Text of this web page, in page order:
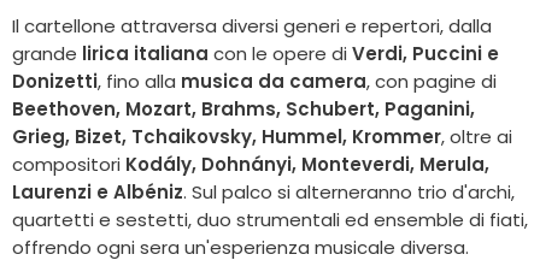
Il cartellone attraversa diversi generi e repertori, dalla
grande lirica italiana con le opere di Verdi, Puccini e
Donizetti, fino alla musica da camera, con pagine di
Beethoven, Mozart, Brahms, Schubert, Paganini,
Grieg, Bizet, Tchaikovsky, Hummel, Krommer, oltre ai
compositori Kodály, Dohnányi, Monteverdi, Merula,
Laurenzi e Albéniz. Sul palco si alterneranno trio d'archi,
quartetti e sestetti, duo strumentali ed ensemble di fiati,
offrendo ogni sera un'esperienza musicale diversa.